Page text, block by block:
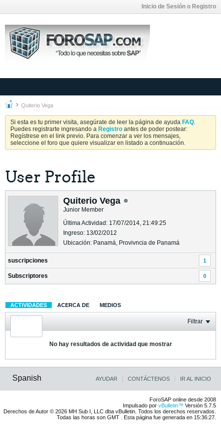
Inicio de Sesión o Registro
Quiterio Vega
Si esta es tu primer visita, asegúrate de leer la página de ayuda FAQ.
Puedes registrarte ingresando a Registro antes de poder postear:
Regístrese en el link previo. Para comenzar a ver los mensajes,
seleccione el foro que quiere visualizar en listado a continuación.
User Profile
Quiterio Vega
Junior Member
Última Actividad: 17/07/2014, 21:49:25
Ingreso: 13/02/2012
Ubicación: Panamá, Provivncia de Panamá
suscripciones 1
Subscriptores 0
ACTIVIDADES ACERCA DE MEDIOS
Filtrar
No hay resultados de actividad que mostrar
Spanish AYUDAR CONTÁCTENOS IR AL INICIO
ForoSAP online desde 2008
Impulsado por vBulletin™ Versión 5.7.5
Derechos de Autor © 2026 MH Sub I, LLC dba vBulletin. Todos los derechos reservados.
Todas las horas son GMT . Esta página fue generada en 15:36:27.